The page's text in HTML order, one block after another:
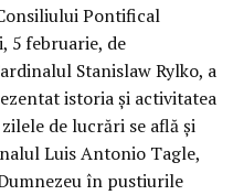
Pontifical
5 februarie, de
Stanislaw Rylko, a
istoria şi activitatea
de lucrări se află şi
Luis Antonio Tagle,
în pustiurile